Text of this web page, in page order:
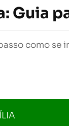
Guia
como se